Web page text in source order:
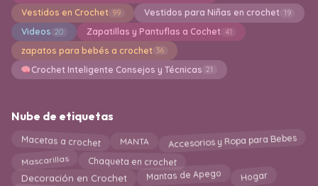
Vestidos en Crochet 99 Vestidos para Niñas en crochet 19
Videos 20 Zapatillas y Pantuflas a Cochet 41
zapatos para bebés a crochet 36
Crochet Inteligente Consejos y Técnicas 21
Nube de etiquetas
Macetas a crochet MANTA Accesorios y Ropa para Bebes
Mascarillas Chaqueta en crochet
Decoración en Crochet Mantas de Apego Hogar